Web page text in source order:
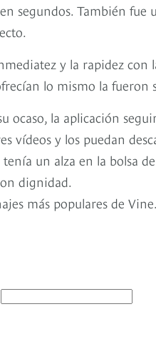
segundos. También
y la rapidez con
lo mismo la fueron
ocaso, la aplicación
vídeos y los puedan
un alza en la bolsa
dignidad.
más populares de Vine.